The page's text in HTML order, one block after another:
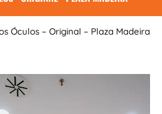
Óculos – Original – Plaza Madeira